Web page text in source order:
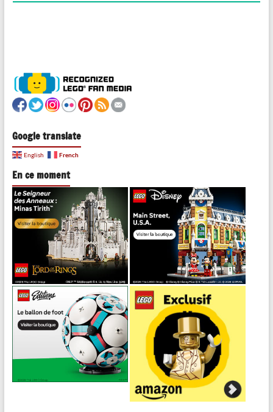
Google translate
English French
En ce moment